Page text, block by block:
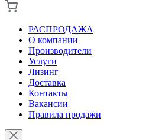
РАСПРОДАЖА
О компании
Производители
Услуги
Лизинг
Доставка
Контакты
Вакансии
Правила продажи